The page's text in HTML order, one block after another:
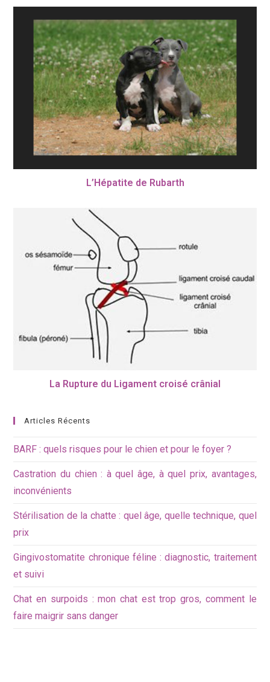
L’Hépatite de Rubarth
La Rupture du Ligament croisé crânial
Articles Récents
BARF : quels risques pour le chien et pour le foyer ?
Castration du chien : à quel âge, à quel prix, avantages,
inconvénients
Stérilisation de la chatte : quel âge, quelle technique, quel
prix
Gingivostomatite chronique féline : diagnostic, traitement
et suivi
Chat en surpoids : mon chat est trop gros, comment le
faire maigrir sans danger